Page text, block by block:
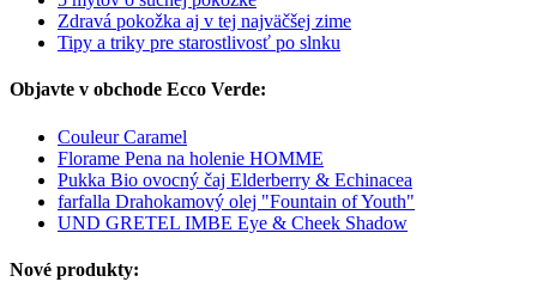
Zdravá pokožka aj v tej najväčšej zime
Tipy a triky pre starostlivosť po slnku
Objavte v obchode Ecco Verde:
Couleur Caramel
Florame Pena na holenie HOMME
Pukka Bio ovocný čaj Elderberry & Echinacea
farfalla Drahokamový olej "Fountain of Youth"
UND GRETEL IMBE Eye & Cheek Shadow
Nové produkty: